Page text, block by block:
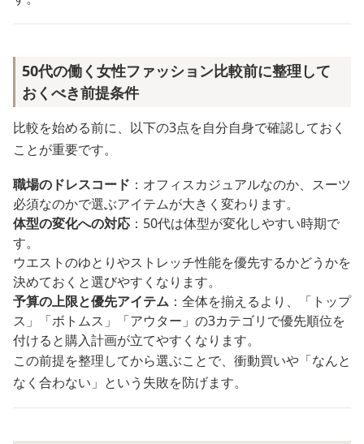
50代の働く女性ファッション比較前に整理して
おくべき前提条件
比較を始める前に、以下の3点を自分自身で確認しておく
ことが重要です。
職場のドレスコード ：オフィスカジュアルなのか、スーツ
必須なのかで選ぶアイテムが大きく変わります。
体型の変化への対応 ：50代は体型が変化しやすい時期で
す。
ウエストのゆとりやストレッチ性能を優先するかどうかを
決めておくと選びやすくなります。
予算の上限と優先アイテム ：全体を揃えるより、「トップ
ス」「ボトムス」「アウター」の3カテゴリで優先順位を
付けると購入計画が立てやすくなります。
この前提を整理してから選ぶことで、衝動買いや「なんと
なく合わない」という失敗を防げます。